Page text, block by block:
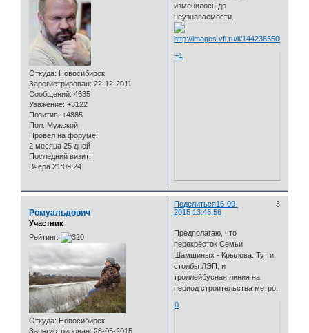
Откуда: Новосибирск
Зарегистрирован: 22-12-2011
Сообщений: 4635
Уважение: +3122
Позитив: +4885
Пол: Мужской
Провел на форуме:
2 месяца 25 дней
Последний визит:
Вчера 21:09:24
изменилось до
неузнаваемости.
+1
Поделиться 3
16-09-
2015 13:46:56
Ромуальдович
Участник
Рейтинг:
Откуда: Новосибирск
Зарегистрирован: 28-05-2015
Предполагаю, что
перекрёсток Семьи
Шамшиных - Крылова. Тут и
столбы ЛЭП, и
троллейбусная линия на
период строительства метро.
0